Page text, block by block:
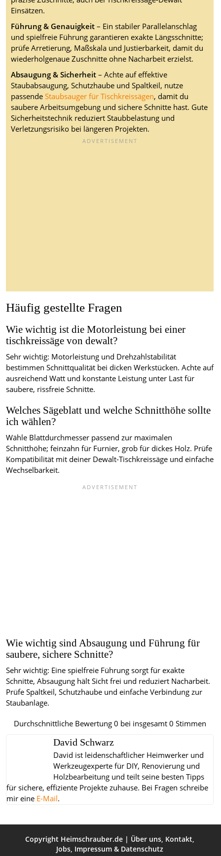
Einsätzen.
Führung & Genauigkeit– Ein stabiler Parallelanschlag
und spielfreie Führung garantieren exakte Längsschnitte;
prüfe Arretierung, Maßskala und Justierbarkeit, damit du
wiederholgenaue Zuschnitte ohne Nacharbeit erzielst.
Absaugung & Sicherheit– Achte auf effektive
Staubabsaugung, Schutzhaube und Spaltkeil, nutze
passendeStaubsauger für Tischkreissägen, damit du
saubere Arbeitsumgebung und sichere Schnitte hast. Gute
Sicherheitstechnik reduziert Staubbelastung und
Verletzungsrisiko bei längeren Projekten.
Häufig gestellte Fragen
Wie wichtig ist die Motorleistung bei einer
tischkreissäge von dewalt?
Sehr wichtig: Motorleistung und Drehzahlstabilität
bestimmen Schnittqualität bei dicken Werkstücken. Achte auf
ausreichend Watt und konstante Leistung unter Last für
saubere, rissfreie Schnitte.
Welches Sägeblatt und welche Schnitthöhe sollte
ich wählen?
Wähle Blattdurchmesser passend zur maximalen
Schnitthöhe; feinzahn für Furnier, grob für dickes Holz. Prüfe
Kompatibilität mit deiner Dewalt-Tischkreissäge und einfache
Wechselbarkeit.
Wie wichtig sind Absaugung und Führung für
saubere, sichere Schnitte?
Sehr wichtig: Eine spielfreie Führung sorgt für exakte
Schnitte, Absaugung hält Sicht frei und reduziert Nacharbeit.
Prüfe Spaltkeil, Schutzhaube und einfache Verbindung zur
Staubanlage.
Durchschnittliche Bewertung0 bei insgesamt0 Stimmen
David Schwarz
David ist leidenschaftlicher Heimwerker und
Werkzeugexperte für DIY, Renovierung und
Holzbearbeitung und teilt seine besten Tipps
für sichere, effiziente Projekte zuhause. Bei Fragen schreibe
mir eine E-Mail.
Copyright Heimschrauber.de | Über uns, Kontakt,
Jobs, Impressum & Datenschutz